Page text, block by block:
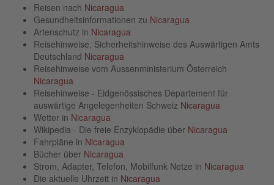
Reisen nach Nicaragua
Gesundheitsinformationen zu Nicaragua
Artenschutz in Nicaragua
Reisehinweise, Sicherheitshinweise des Auswärtigen Amts
Deutschland Nicaragua
Reisehinweise vom Aussenministerium Österreich
Nicaragua
Reisehinweise - Eidgenössisches Departement für
auswärtige Angelegenheiten Schweiz Nicaragua
Wetter in Nicaragua
Wikipedia - Die freie Enzyklopädie über Nicaragua
Fahrpläne in Nicaragua
Bücher über Nicaragua
Strom, Adapter, Telefon, Mobilfunk Netze in Nicaragua
Die aktuelle Uhrzeit in Nicaragua